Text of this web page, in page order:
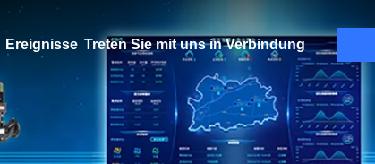
Ereignisse Treten Sie mit uns in Verbindung